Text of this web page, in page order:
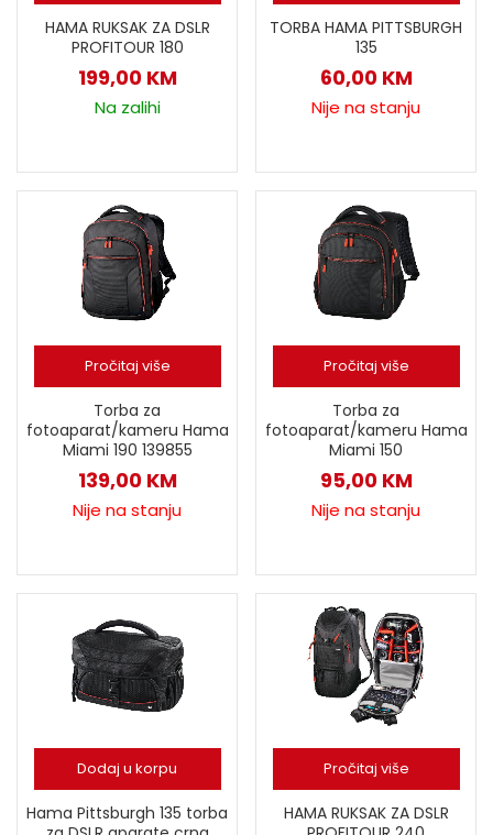
HAMA RUKSAK ZA DSLR
PROFITOUR 180
199,00 KM
Na zalihi
TORBA HAMA PITTSBURGH
135
60,00 KM
Nije na stanju
Pročitaj više
Torba za
fotoaparat/kameru Hama
Miami 190 139855
139,00 KM
Nije na stanju
Pročitaj više
Torba za
fotoaparat/kameru Hama
Miami 150
95,00 KM
Nije na stanju
Dodaj u korpu
Hama Pittsburgh 135 torba
Pročitaj više
HAMA RUKSAK ZA DSLR